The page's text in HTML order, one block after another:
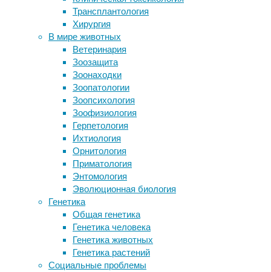
Трансплантология
Хирургия
В мире животных
Ветеринария
Зоозащита
Зоонаходки
Зоопатологии
Зоопсихология
Зоофизиология
Герпетология
Ихтиология
Орнитология
Приматология
Энтомология
Эволюционная биология
Генетика
Общая генетика
Генетика человека
Генетика животных
Генетика растений
Социальные проблемы
сон
Мы
часто
боремся
сном
бодрствуем
тогда,
когда
нужно
максимально
сосредоточиться
того,
чтобы
сделать
нужное,
ушах благодаря приложенным к
языку разрядам
Тёмная сторона интервального
голодания
Учителя оценили успехи учеников не
хуже экзаменов
Секреты вируса Эбола
Следите за новостями